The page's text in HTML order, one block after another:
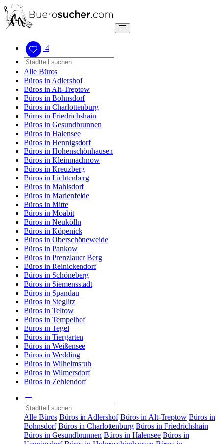
4
Alle Büros
Büros in Adlershof
Büros in Alt-Treptow
Büros in Bohnsdorf
Büros in Charlottenburg
Büros in Friedrichshain
Büros in Gesundbrunnen
Büros in Halensee
Büros in Hennigsdorf
Büros in Hohenschönhausen
Büros in Kleinmachnow
Büros in Kreuzberg
Büros in Lichtenberg
Büros in Mahlsdorf
Büros in Marienfelde
Büros in Mitte
Büros in Moabit
Büros in Neukölln
Büros in Köpenick
Büros in Oberschöneweide
Büros in Pankow
Büros in Prenzlauer Berg
Büros in Reinickendorf
Büros in Schöneberg
Büros in Siemensstadt
Büros in Spandau
Büros in Steglitz
Büros in Teltow
Büros in Tempelhof
Büros in Tegel
Büros in Tiergarten
Büros in Weißensee
Büros in Wedding
Büros in Wilhelmsruh
Büros in Wilmersdorf
Büros in Zehlendorf
Alle Büros Büros in Adlershof Büros in Alt-Treptow Büros in
Bohnsdorf Büros in Charlottenburg Büros in Friedrichshain
Büros in Gesundbrunnen Büros in Halensee Büros in